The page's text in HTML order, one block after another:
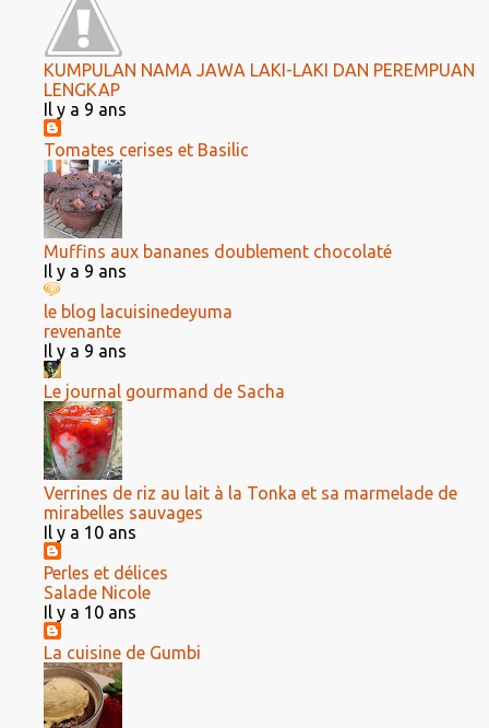
KUMPULAN NAMA JAWA LAKI-LAKI DAN PEREMPUAN
LENGKAP
Il y a 9 ans
Tomates cerises et Basilic
Muffins aux bananes doublement chocolaté
Il y a 9 ans
le blog lacuisinedeyuma
revenante
Il y a 9 ans
Le journal gourmand de Sacha
Verrines de riz au lait à la Tonka et sa marmelade de
mirabelles sauvages
Il y a 10 ans
Perles et délices
Salade Nicole
Il y a 10 ans
La cuisine de Gumbi